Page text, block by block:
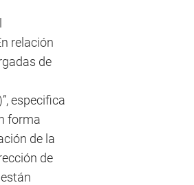
relación
de
especifica
forma
de la
de